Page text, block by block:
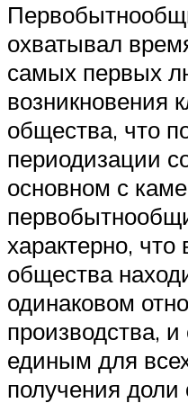
охватывал
самых первых
возникновения
общества, что
периодизации
основном с
характерно, что
общества
одинаковом
производства, и
единым для
получения доли